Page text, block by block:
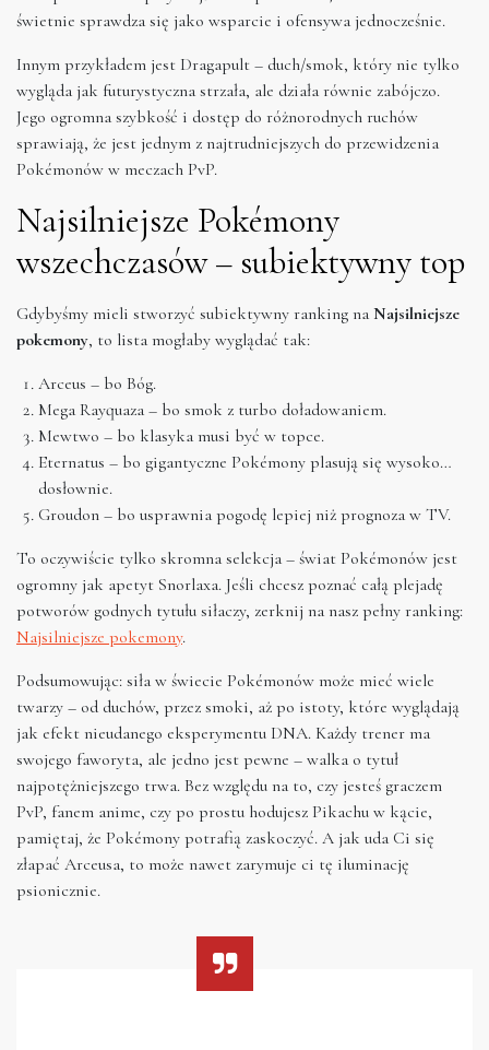
świetnie sprawdza się jako wsparcie i ofensywa jednocześnie.
Innym przykładem jest Dragapult – duch/smok, który nie tylko
wygląda jak futurystyczna strzała, ale działa równie zabójczo.
Jego ogromna szybkość i dostęp do różnorodnych ruchów
sprawiają, że jest jednym z najtrudniejszych do przewidzenia
Pokémonów w meczach PvP.
Najsilniejsze Pokémony
wszechczasów – subiektywny top
Gdybyśmy mieli stworzyć subiektywny ranking na Najsilniejsze
pokemony, to lista mogłaby wyglądać tak:
Arceus – bo Bóg.
Mega Rayquaza – bo smok z turbo doładowaniem.
Mewtwo – bo klasyka musi być w topce.
Eternatus – bo gigantyczne Pokémony plasują się wysoko…
dosłownie.
Groudon – bo usprawnia pogodę lepiej niż prognoza w TV.
To oczywiście tylko skromna selekcja – świat Pokémonów jest
ogromny jak apetyt Snorlaxa. Jeśli chcesz poznać całą plejadę
potworów godnych tytułu siłaczy, zerknij na nasz pełny ranking:
Najsilniejsze pokemony.
Podsumowując: siła w świecie Pokémonów może mieć wiele
twarzy – od duchów, przez smoki, aż po istoty, które wyglądają
jak efekt nieudanego eksperymentu DNA. Każdy trener ma
swojego faworyta, ale jedno jest pewne – walka o tytuł
najpotężniejszego trwa. Bez względu na to, czy jesteś graczem
PvP, fanem anime, czy po prostu hodujesz Pikachu w kącie,
pamiętaj, że Pokémony potrafią zaskoczyć. A jak uda Ci się
złapać Arceusa, to może nawet zarymuje ci tę iluminację
psionicznie.